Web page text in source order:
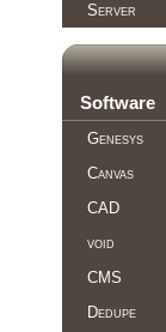
Server
Software
Genesys
Canvas
CAD
void
CMS
Dedupe